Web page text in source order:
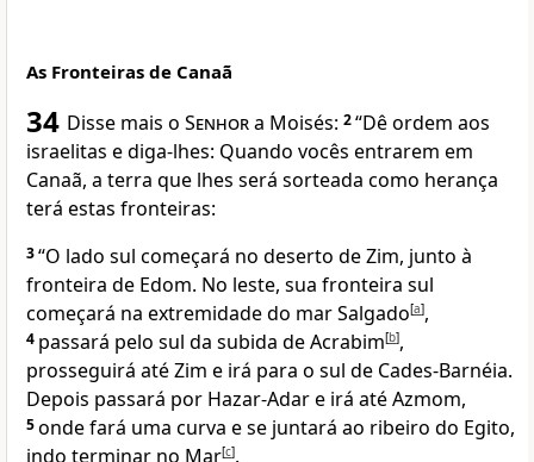
As Fronteiras de Canaã
34 Disse mais o Senhora Moisés: 2“Dê ordem aos
israelitas e diga-lhes: Quando vocês entrarem em
Canaã, a terra que lhes será sorteada como herança
terá estas fronteiras:
3“O lado sul começará no deserto de Zim, junto à
fronteira de Edom. No leste, sua fronteira sul
começará na extremidade do mar Salgado[a],
4 passará pelo sul da subida de Acrabim[b],
prosseguirá até Zim e irá para o sul de Cades-Barnéia.
Depois passará por Hazar-Adar e irá até Azmom,
5onde fará uma curva e se juntará ao ribeiro do Egito,
indo terminar no Mar[c].